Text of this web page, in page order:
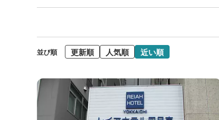
並び順 更新順 人気順 近い順